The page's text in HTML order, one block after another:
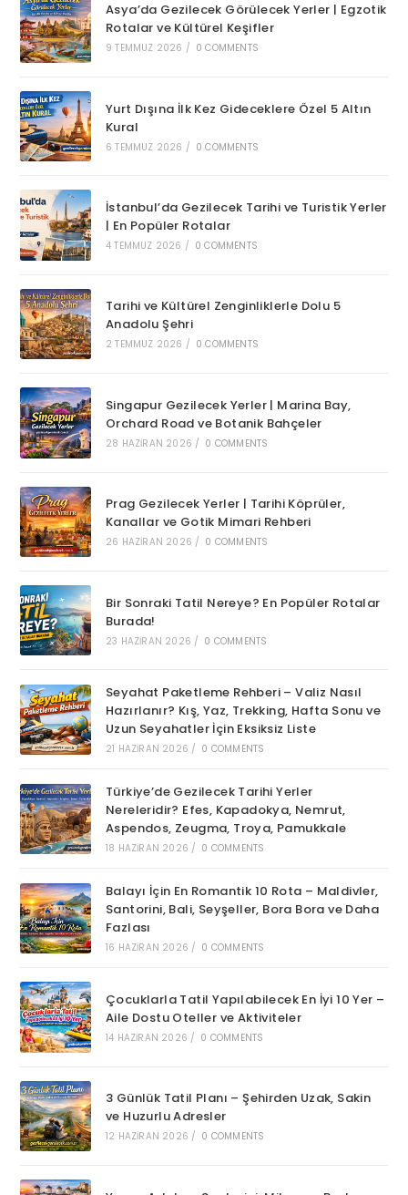
Asya’da Gezilecek Görülecek Yerler | Egzotik
Rotalar ve Kültürel Keşifler
9 TEMMUZ 2026 / 0 COMMENTS
Yurt Dışına İlk Kez Gideceklere Özel 5 Altın
Kural
6 TEMMUZ 2026 / 0 COMMENTS
İstanbul’da Gezilecek Tarihi ve Turistik Yerler
| En Popüler Rotalar
4 TEMMUZ 2026 / 0 COMMENTS
Tarihi ve Kültürel Zenginliklerle Dolu 5
Anadolu Şehri
2 TEMMUZ 2026 / 0 COMMENTS
Singapur Gezilecek Yerler | Marina Bay,
Orchard Road ve Botanik Bahçeler
28 HAZIRAN 2026 / 0 COMMENTS
Prag Gezilecek Yerler | Tarihi Köprüler,
Kanallar ve Gotik Mimari Rehberi
26 HAZIRAN 2026 / 0 COMMENTS
Bir Sonraki Tatil Nereye? En Popüler Rotalar
Burada!
23 HAZIRAN 2026 / 0 COMMENTS
Seyahat Paketleme Rehberi – Valiz Nasıl
Hazırlanır? Kış, Yaz, Trekking, Hafta Sonu ve
Uzun Seyahatler İçin Eksiksiz Liste
21 HAZIRAN 2026 / 0 COMMENTS
Türkiye’de Gezilecek Tarihi Yerler
Nereleridir? Efes, Kapadokya, Nemrut,
Aspendos, Zeugma, Troya, Pamukkale
18 HAZIRAN 2026 / 0 COMMENTS
Balayı İçin En Romantik 10 Rota – Maldivler,
Santorini, Bali, Seyşeller, Bora Bora ve Daha
Fazlası
16 HAZIRAN 2026 / 0 COMMENTS
Çocuklarla Tatil Yapılabilecek En İyi 10 Yer –
Aile Dostu Oteller ve Aktiviteler
14 HAZIRAN 2026 / 0 COMMENTS
3 Günlük Tatil Planı – Şehirden Uzak, Sakin
ve Huzurlu Adresler
12 HAZIRAN 2026 / 0 COMMENTS